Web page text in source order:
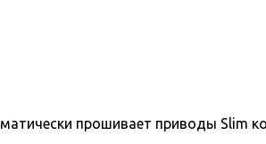
прошивает приводы Slim